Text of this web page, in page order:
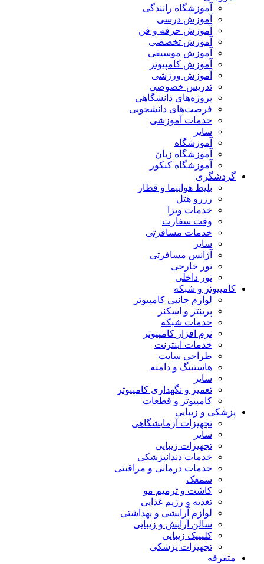
آموزشگاه رانندگی
آموزش درسی
آموزش حرفه و فن
آموزش تخصصی
آموزش موسیقی
آموزش کامپیوتر
آموزش ورزشی
تدریس خصوصی
پروژه‌های دانشگاهی
فرصت‌های دانشجویی
خدمات آموزشی
سایر
آموزشگاه
آموزشگاه زبان
آموزشگاه کنکور
گردشگری
بلیط هواپیما و قطار
رزرو هتل
خدمات ویزا
وقت سفارت
خدمات مسافرتی
سایر
آژانس مسافرتی
تور خارجی
تور داخلی
کامپیوتر و شبکه
لوازم جانبی کامپیوتر
پرینتر و اسکنر
خدمات شبکه
نرم افزار کامپیوتر
خدمات اینترنت
طراحی سایت
هاستینگ و دامنه
سایر
تعمیر و نگهداری کامپیوتر
کامپیوتر و قطعات
پزشکی و زیبایی
تجهیزات آزمایشگاهی
سایر
تجهیزات زیبایی
خدمات دندانپزشکی
خدمات درمانی و مراقبتی
سمعک
کاشت و ترمیم مو
تغذیه و رژیم غذایی
لوازم آرایشی و بهداشتی
سالن آرایش و زیبایی
کلینیک زیبایی
تجهیزات پزشکی
متفرقه